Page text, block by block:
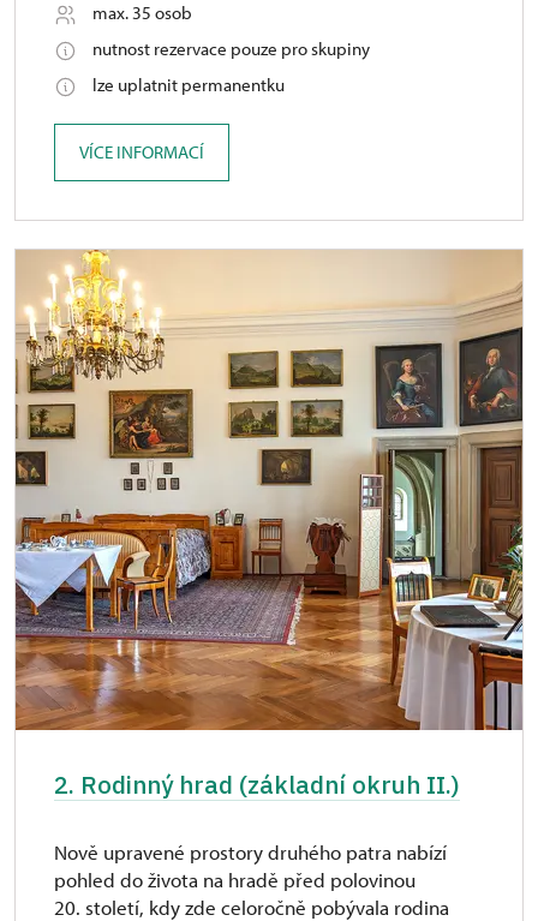
max. 35 osob
nutnost rezervace pouze pro skupiny
lze uplatnit permanentku
VÍCE INFORMACÍ
2. Rodinný hrad (základní okruh II.)
Nově upravené prostory druhého patra nabízí
pohled do života na hradě před polovinou
20. století, kdy zde celoročně pobývala rodina